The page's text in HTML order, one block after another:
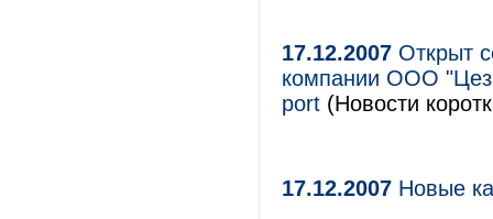
17.12.2007 Открыт
компании ООО
port (Новости
17.12.2007 Новые